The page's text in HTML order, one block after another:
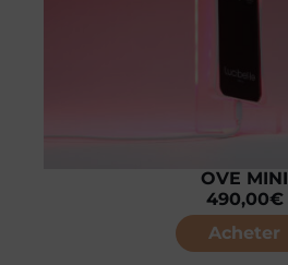
OVE MINI
490,00€
Acheter